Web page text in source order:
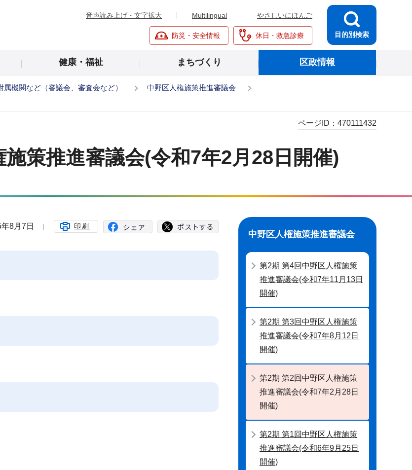
音声読み上げ・文字拡大 Multilingual やさしいにほんご
防災・安全情報 休日・救急診療 目的別検索
健康・福祉 まちづくり 区政情報
属機関など（審議会、審査会など）
中野区人権施策推進審議会
策推進審議会(令和7年2月28日開催)
ページID： 470111432
8月7日 印刷
中野区人権施策推進審議会
第2期 第4回中野区人権施策
推進審議会(令和7年11月13日
開催)
第2期 第3回中野区人権施策
推進審議会(令和7年8月12日
開催)
第2期 第2回中野区人権施策
推進審議会(令和7年2月28日
開催)
第2期 第1回中野区人権施策
推進審議会(令和6年9月25日
開催)